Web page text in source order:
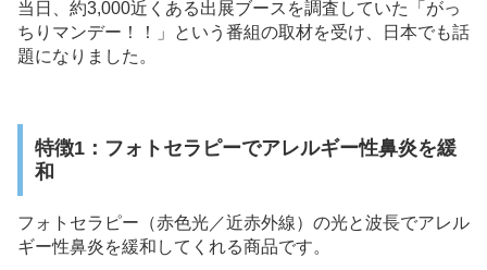
当日、約3,000近くある出展ブースを調査していた「がっ
ちりマンデー！！」という番組の取材を受け、日本でも話
題になりました。
特徴1：フォトセラピーでアレルギー性鼻炎を緩
和
フォトセラピー（赤色光／近赤外線）の光と波長でアレル
ギー性鼻炎を緩和してくれる商品です。